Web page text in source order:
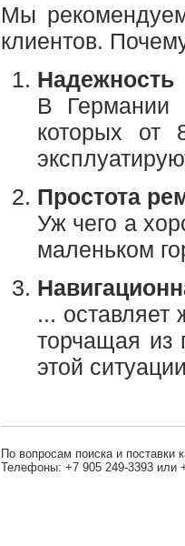
Мы
клиентов.
Надежность
В Германии
которых от
Простота
Уж чего а
маленьком
...
торчащая из
этой
По вопросам поиска и поставки
Телефоны: +7 905 249-3393 или